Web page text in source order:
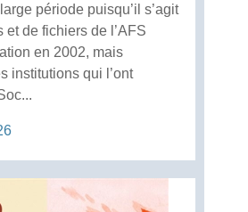
période puisqu’il s’agit
et de fichiers de l’AFS
en 2002, mais
institutions qui l’ont